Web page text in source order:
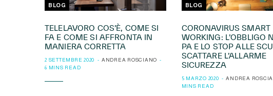
BLOG
TELELAVORO COS’È, COME SI
FA E COME SI AFFRONTA IN
MANIERA CORRETTA
2 SETTEMBRE 2020
ANDREA ROSCIANO
6 MINS READ
BLOG
CORONAVIRUS SMART
WORKING: L’OBBLIGO
PA E LO STOP ALLE
SCATTARE L’ALLARME
SICUREZZA
5 MARZO 2020 ANDREA
MINS READ